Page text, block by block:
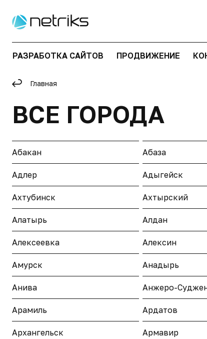
РАЗРАБОТКА САЙТОВ ПРОДВИЖЕНИЕ
Главная
ВСЕ ГОРОДА
Абакан Абаза
Адлер Адыгейск
Ахтубинск Ахтырский
Алатырь Алдан
Алексеевка Алексин
Амурск Анадырь
Анива Анжеро-
Арамиль Ардатов
Архангельск Армавир